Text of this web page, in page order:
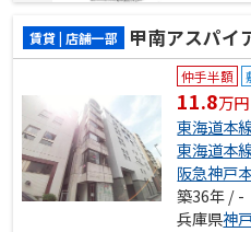
賃貸 | 店舗一部 甲南アスパイ
仲手半額
11.8万円
東海道本
東海道本
阪急神戸
築36年 / -
兵庫県神